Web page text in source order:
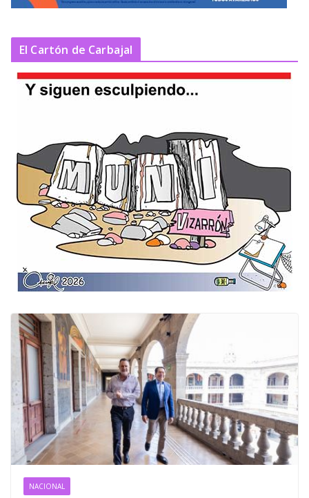
El Cartón de Carbajal
NACIONAL